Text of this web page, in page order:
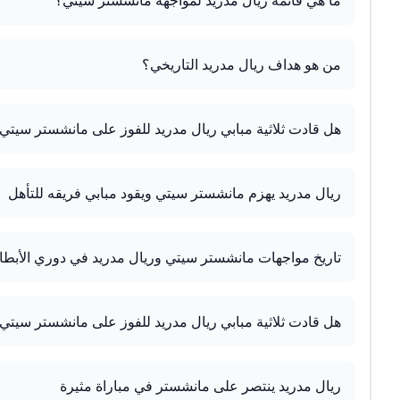
من هو هداف ريال مدريد التاريخي؟
هل قادت ثلاثية مبابي ريال مدريد للفوز على مانشستر
ريال مدريد يهزم مانشستر سيتي ويقود مبابي فريقه للتأهل
تاريخ مواجهات مانشستر سيتي وريال مدريد في دوري
هل قادت ثلاثية مبابي ريال مدريد للفوز على مانشستر
ريال مدريد ينتصر على مانشستر في مباراة مثيرة